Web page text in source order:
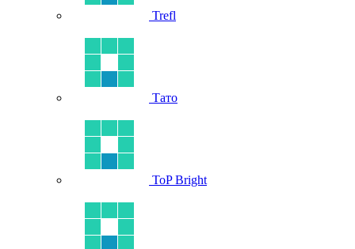
Trefl
Тато
ToP Bright